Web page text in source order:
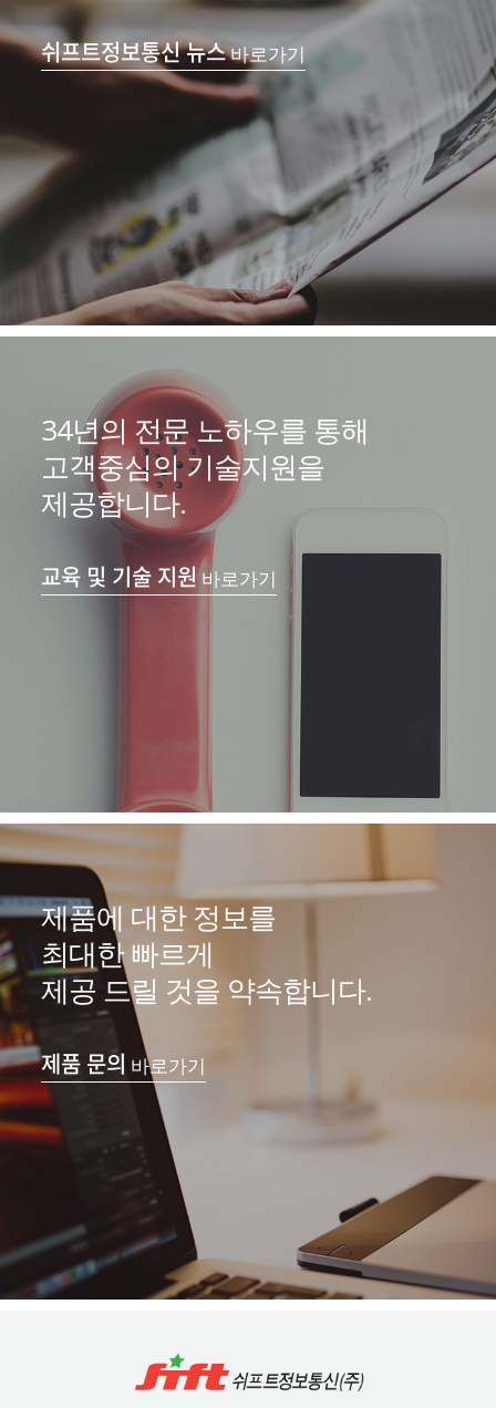
쉬프트정보통신 뉴스바로가기
34년의 전문 노하우를 통해
고객중심의 기술지원을
제공합니다.
교육 및 기술 지원바로가기
제품에 대한 정보를
최대한 빠르게
제공 드릴 것을 약속합니다.
제품 문의 바로가기